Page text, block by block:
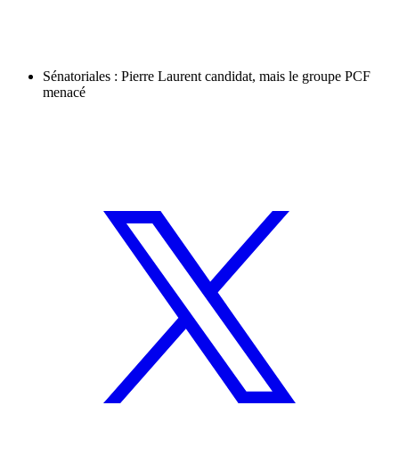
Sénatoriales : Pierre Laurent candidat, mais le groupe PCF
menacé